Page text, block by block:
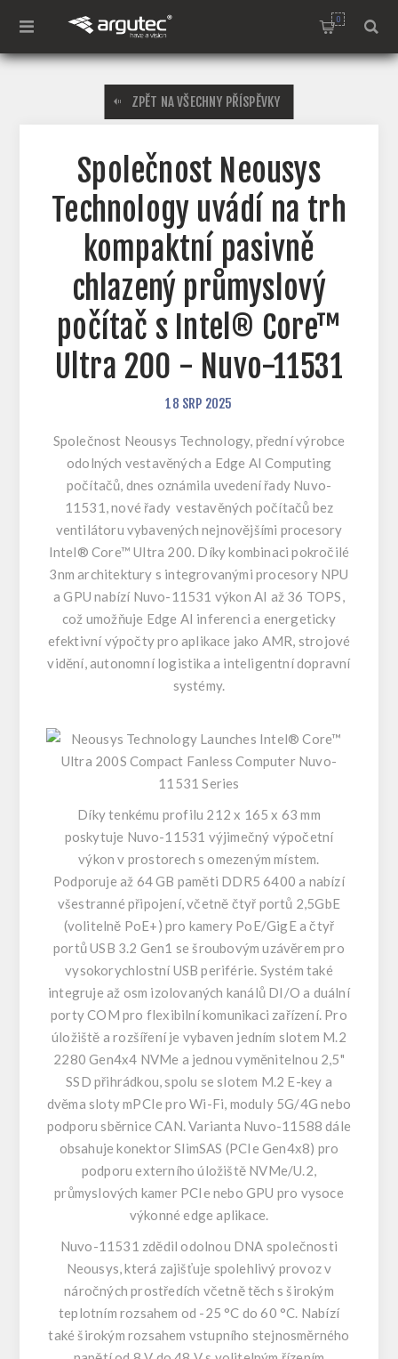
0
ZPĚT NA VŠECHNY PŘÍSPĚVKY
Společnost Neousys
Technology uvádí na trh
kompaktní pasivně
chlazený průmyslový
počítač s Intel® Core™
Ultra 200 - Nuvo-11531
18 SRP 2025
Společnost Neousys Technology, přední výrobce
odolných vestavěných a Edge AI Computing
počítačů, dnes oznámila uvedení řady Nuvo-
11531, nové řady vestavěných počítačů bez
ventilátoru vybavených nejnovějšími procesory
Intel® Core™ Ultra 200. Díky kombinaci pokročilé
3nm architektury s integrovanými procesory NPU
a GPU nabízí Nuvo-11531 výkon AI až 36 TOPS,
což umožňuje Edge AI inferenci a energeticky
efektivní výpočty pro aplikace jako AMR, strojové
vidění, autonomní logistika a inteligentní dopravní
systémy.
Díky tenkému profilu 212 x 165 x 63 mm
poskytuje Nuvo-11531 výjimečný výpočetní
výkon v prostorech s omezeným místem.
Podporuje až 64 GB paměti DDR5 6400 a nabízí
všestranné připojení, včetně čtyř portů 2,5GbE
(volitelně PoE+) pro kamery PoE/GigE a čtyř
portů USB 3.2 Gen1 se šroubovým uzávěrem pro
vysokorychlostní USB periférie. Systém také
integruje až osm izolovaných kanálů DI/O a duální
porty COM pro flexibilní komunikaci zařízení. Pro
úložiště a rozšíření je vybaven jedním slotem M.2
2280 Gen4x4 NVMe a jednou vyměnitelnou 2,5"
SSD přihrádkou, spolu se slotem M.2 E-key a
dvěma sloty mPCIe pro Wi-Fi, moduly 5G/4G nebo
podporu sběrnice CAN. Varianta Nuvo-11588 dále
obsahuje konektor SlimSAS (PCIe Gen4x8) pro
podporu externího úložiště NVMe/U.2,
průmyslových kamer PCIe nebo GPU pro vysoce
výkonné edge aplikace.
Nuvo-11531 zdědil odolnou DNA společnosti
Neousys, která zajišťuje spolehlivý provoz v
náročných prostředích včetně těch s širokým
teplotním rozsahem od -25 °C do 60 °C. Nabízí
také širokým rozsahem vstupního stejnosměrného